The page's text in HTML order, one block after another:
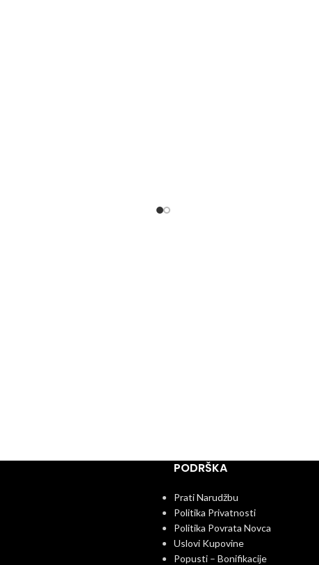
PODRŠKA
Prati Narudžbu
Politika Privatnosti
Politika Povrata Novca
Uslovi Kupovine
Popusti – Bonifikacije